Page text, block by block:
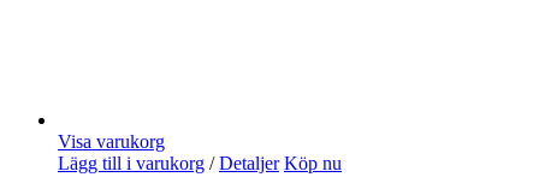
Visa varukorg
Lägg till i varukorg / Detaljer Köp nu